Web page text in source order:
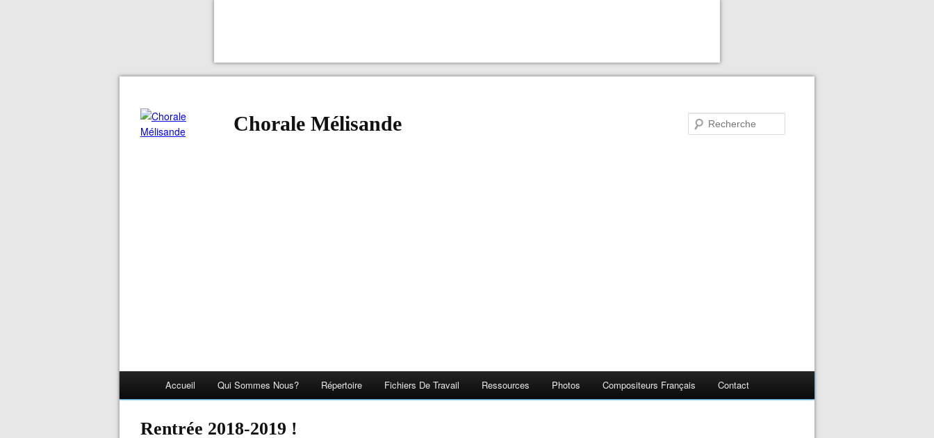
Chorale Mélisande
Accueil Qui Sommes Nous? Répertoire Fichiers De Travail Ressources Photos Compositeurs Français Contact
Rentrée 2018-2019 !